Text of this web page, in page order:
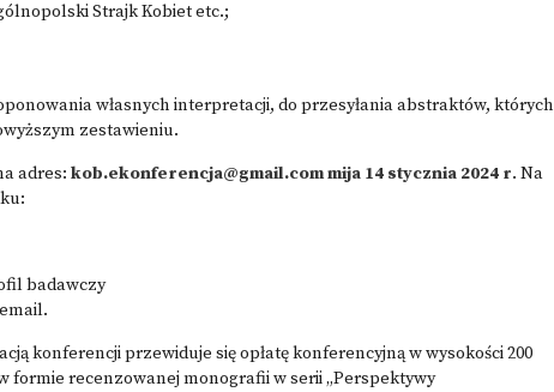
Strajk Kobiet etc.;
własnych interpretacji, do przesyłania abstraktów, których
zestawieniu.
adres: kob.ekonferencja@gmail.com mija 14 stycznia 2024 r. Na
badawczy
konferencji przewiduje się opłatę konferencyjną w wysokości 200
formie recenzowanej monografii w serii „Perspektywy